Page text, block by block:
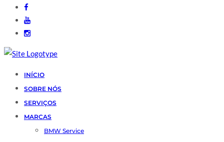
INÍCIO
SOBRE NÓS
SERVIÇOS
MARCAS
BMW Service